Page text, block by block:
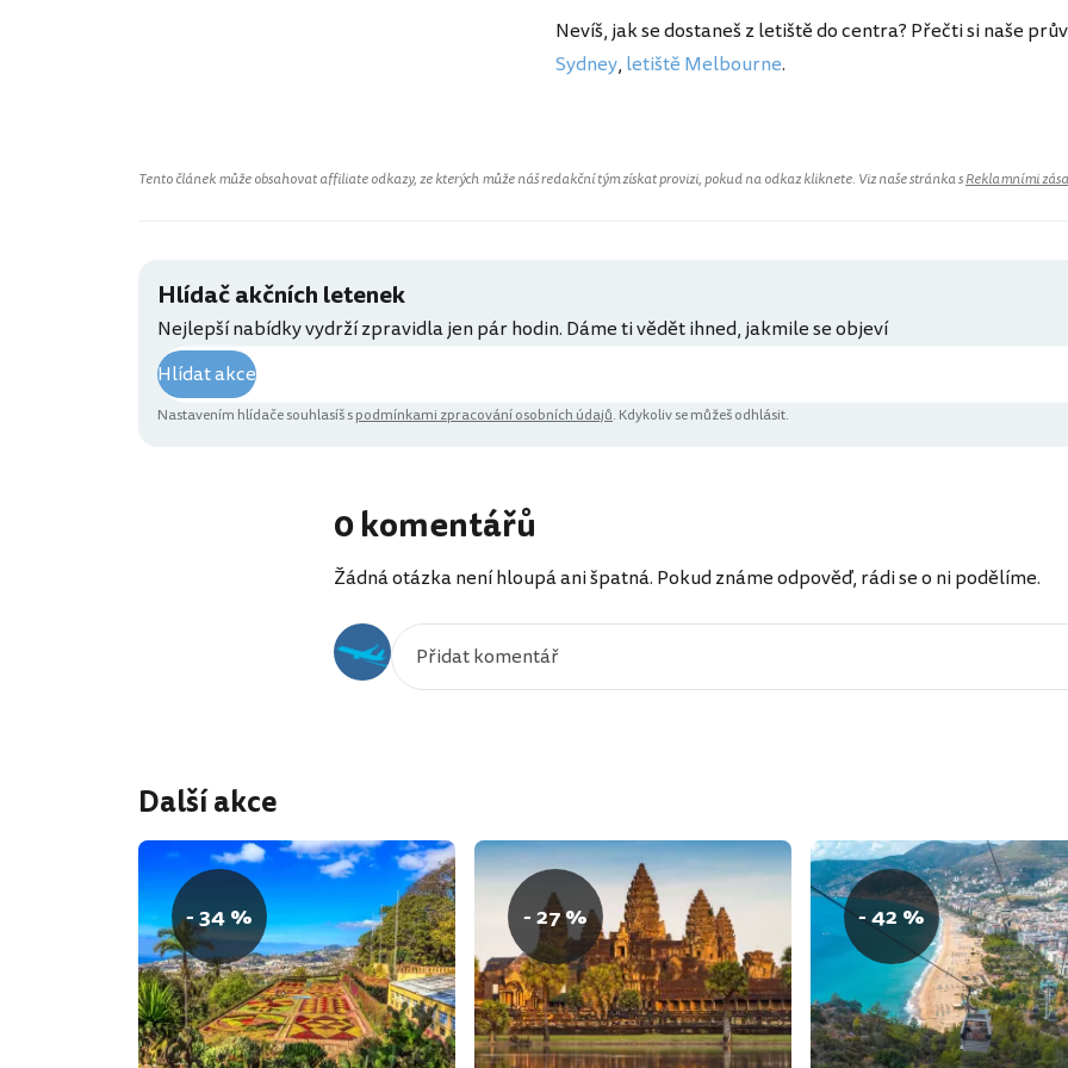
Nevíš, jak se dostaneš z letiště do centra? Přečti si naše
Sydney, letiště Melbourne.
Tento článek může obsahovat affiliate odkazy, ze kterých může náš redakční tým získat provizi, pokud na odkaz kliknete. Viz naše stránka sReklamními
Hlídač akčních letenek
Nejlepší nabídky vydrží zpravidla jen pár hodin. Dáme ti vědět ihned, jakmile se objeví
Hlídat akce
Nastavením hlídače souhlasíš spodmínkami zpracování osobních údajů. Kdykoliv se můžeš odhlásit.
0 komentářů
Žádná otázka není hloupá ani špatná. Pokud známe odpověď, rádi se o ni podělíme.
Další akce
- 34 % - 27 % - 42 %